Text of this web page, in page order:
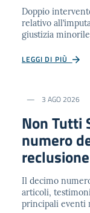
Doppio
relativo
giustizia minorile
LEGGI DI PIÙ
3 AGO 2026
Non Tutti
numero
Il decimo
articoli,
principali eventi